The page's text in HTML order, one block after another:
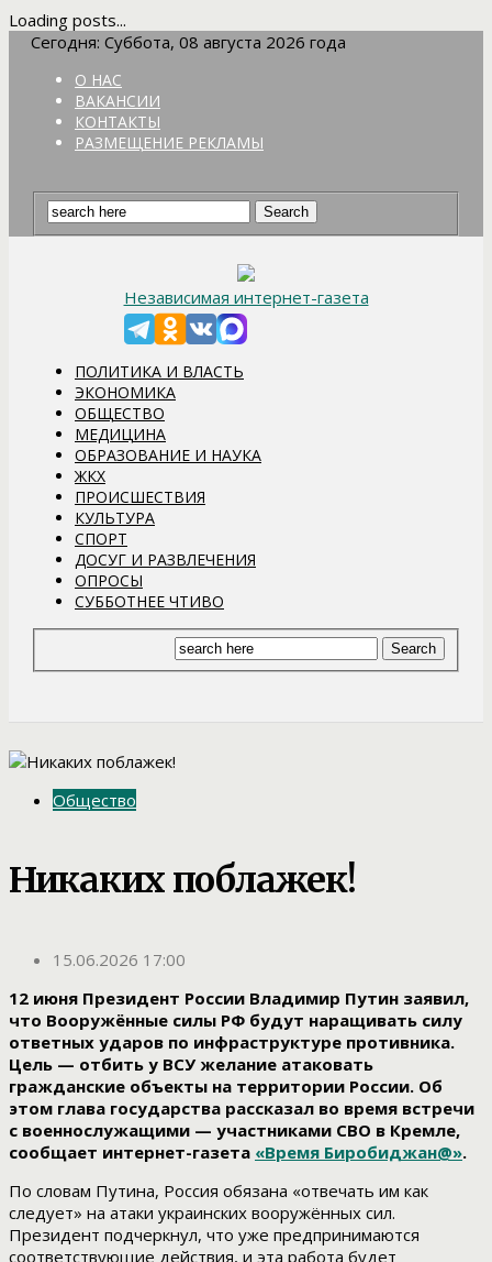
Loading posts...
Сегодня: Суббота, 08 августа 2026 года
О НАС
ВАКАНСИИ
КОНТАКТЫ
РАЗМЕЩЕНИЕ РЕКЛАМЫ
Независимая интернет-газета
ПОЛИТИКА И ВЛАСТЬ
ЭКОНОМИКА
ОБЩЕСТВО
МЕДИЦИНА
ОБРАЗОВАНИЕ И НАУКА
ЖКХ
ПРОИСШЕСТВИЯ
КУЛЬТУРА
СПОРТ
ДОСУГ И РАЗВЛЕЧЕНИЯ
ОПРОСЫ
СУББОТНЕЕ ЧТИВО
Общество
Никаких поблажек!
15.06.2026 17:00
12 июня Президент России Владимир Путин заявил,
что Вооружённые силы РФ будут наращивать силу
ответных ударов по инфраструктуре противника.
Цель — отбить у ВСУ желание атаковать
гражданские объекты на территории России. Об
этом глава государства рассказал во время встречи
с военнослужащими — участниками СВО в Кремле,
сообщает интернет-газета «Время Биробиджан@».
По словам Путина, Россия обязана «отвечать им как
следует» на атаки украинских вооружённых сил.
Президент подчеркнул, что уже предпринимаются
соответствующие действия, и эта работа будет